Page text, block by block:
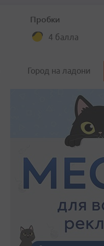
Пробки
4 балла
Город на ладони